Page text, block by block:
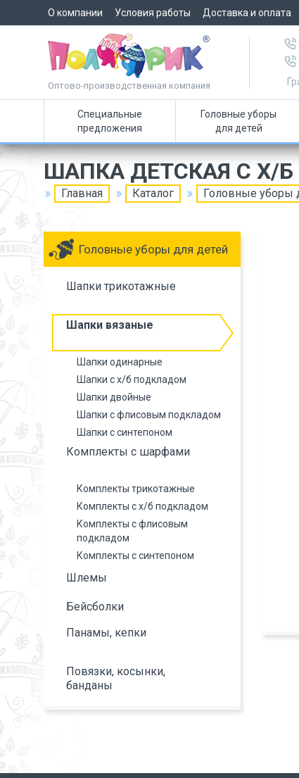
О компании Условия работы Доставка и оплата
Оптово-производственная компания
Специальные
предложения
Головные уборы
для детей
ШАПКА ДЕТСКАЯ С Х/
Главная Каталог Головные уборы
Головные уборы для детей
Шапки трикотажные
Шапки вязаные
Шапки одинарные
Шапки с х/б подкладом
Шапки двойные
Шапки с флисовым подкладом
Шапки с синтепоном
Комплекты с шарфами
Комплекты трикотажные
Комплекты с х/б подкладом
Комплекты с флисовым
подкладом
Комплекты с синтепоном
Шлемы
Бейсболки
Панамы, кепки
Повязки, косынки,
банданы